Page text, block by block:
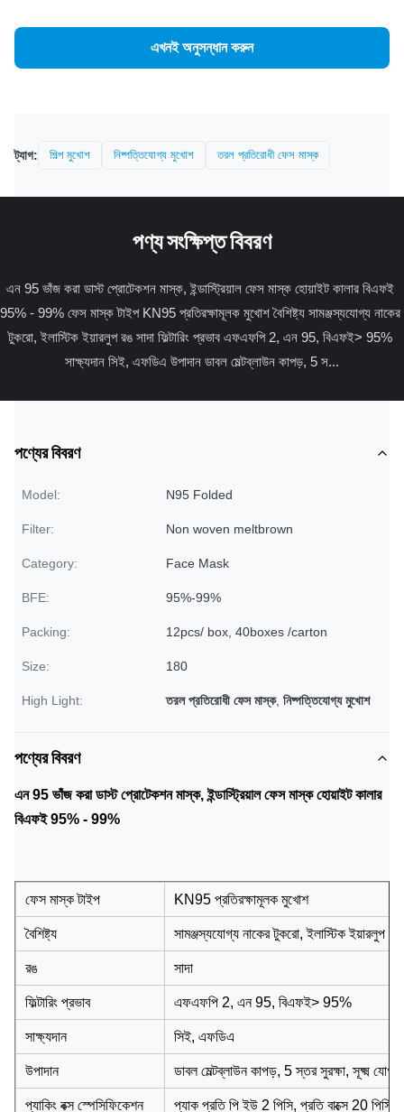
এখনই অনুসন্ধান করুন
ট্যাগ: শিল্প মুখোশ নিষ্পত্তিযোগ্য মুখোশ তরল প্রতিরোধী ফেস মাস্ক
পণ্য সংক্ষিপ্ত বিবরণ
এন 95 ভাঁজ করা ডাস্ট প্রোটেকশন মাস্ক, ইন্ডাস্ট্রিয়াল ফেস মাস্ক হোয়াইট কালার বিএফই
95% - 99% ফেস মাস্ক টাইপ KN95 প্রতিরক্ষামূলক মুখোশ বৈশিষ্ট্য সামঞ্জস্যযোগ্য নাকের
টুকরো, ইলাস্টিক ইয়ারলুপ রঙ সাদা ফিল্টারিং প্রভাব এফএফপি 2, এন 95, বিএফই> 95%
সাক্ষ্যদান সিই, এফডিএ উপাদান ডাবল মেল্টব্লাউন কাপড়, 5 স...
পণ্যের বিবরণ
Model: N95 Folded
Filter: Non woven meltbrown
Category: Face Mask
BFE: 95%-99%
Packing: 12pcs/ box, 40boxes /carton
Size: 180
High Light: তরল প্রতিরোধী ফেস মাস্ক, নিষ্পত্তিযোগ্য মুখোশ
পণ্যের বিবরণ
এন 95 ভাঁজ করা ডাস্ট প্রোটেকশন মাস্ক, ইন্ডাস্ট্রিয়াল ফেস মাস্ক হোয়াইট কালার
বিএফই 95% - 99%
ফেস মাস্ক টাইপ KN95 প্রতিরক্ষামূলক মুখোশ
বৈশিষ্ট্য সামঞ্জস্যযোগ্য নাকের টুকরো, ইলাস্টিক ইয়ারলুপ
রঙ সাদা
ফিল্টারিং প্রভাব এফএফপি 2, এন 95, বিএফই> 95%
সাক্ষ্যদান সিই, এফডিএ
উপাদান ডাবল মেল্টব্লাউন কাপড়, 5 স্তর সুরক্ষা, সূক্ষ্ম
প্যাকিং বক্স স্পেসিফিকেশন প্যাক প্রতি পি ইউ 2 পিসি, প্রতি বাক্সে 20 পিসি